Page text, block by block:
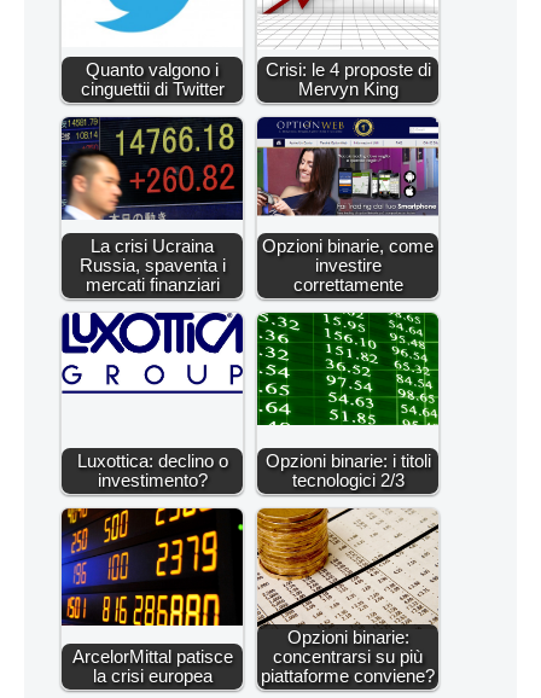
Quanto valgono i
cinguettii di Twitter
Crisi: le 4 proposte di
Mervyn King
La crisi Ucraina
Russia, spaventa i
mercati finanziari
Opzioni binarie, come
investire
correttamente
Luxottica: declino o
investimento?
Opzioni binarie: i titoli
tecnologici 2/3
ArcelorMittal patisce
la crisi europea
Opzioni binarie:
concentrarsi su più
piattaforme conviene?